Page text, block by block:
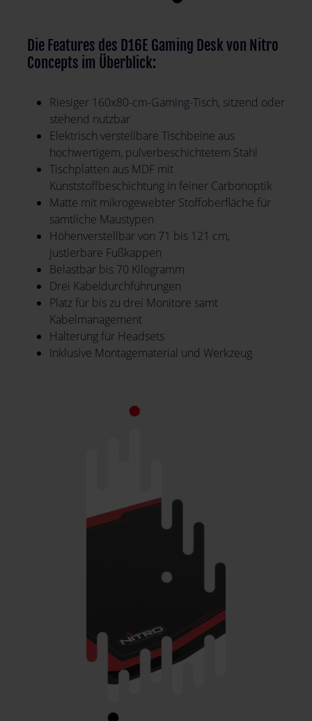
Die Features des D16E Gaming Desk von Nitro
Concepts im Überblick:
Riesiger 160x80-cm-Gaming-Tisch, sitzend oder
stehend nutzbar
Elektrisch verstellbare Tischbeine aus
hochwertigem, pulverbeschichtetem Stahl
Tischplatten aus MDF mit
Kunststoffbeschichtung in feiner Carbonoptik
Matte mit mikrogewebter Stoffoberfläche für
sämtliche Maustypen
Höhenverstellbar von 71 bis 121 cm,
justierbare Fußkappen
Belastbar bis 70 Kilogramm
Drei Kabeldurchführungen
Platz für bis zu drei Monitore samt
Kabelmanagement
Halterung für Headsets
Inklusive Montagematerial und Werkzeug